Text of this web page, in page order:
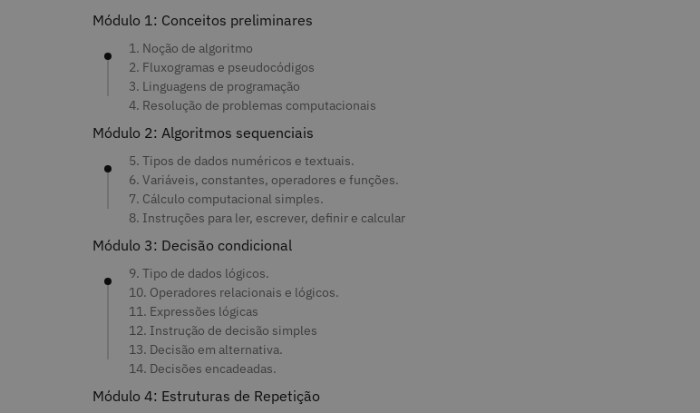
Módulo 1: Conceitos preliminares
1. Noção de algoritmo
2. Fluxogramas e pseudocódigos
3. Linguagens de programação
4. Resolução de problemas computacionais
Módulo 2: Algoritmos sequenciais
5. Tipos de dados numéricos e textuais.
6. Variáveis, constantes, operadores e funções.
7. Cálculo computacional simples.
8. Instruções para ler, escrever, definir e calcular
Módulo 3: Decisão condicional
9. Tipo de dados lógicos.
10. Operadores relacionais e lógicos.
11. Expressões lógicas
12. Instrução de decisão simples
13. Decisão em alternativa.
14. Decisões encadeadas.
Módulo 4: Estruturas de Repetição